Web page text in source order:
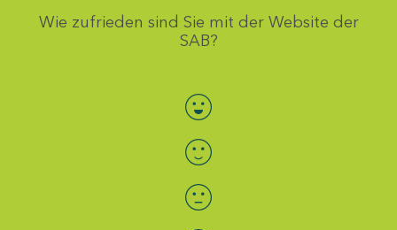
Wie zufrieden sind Sie mit der Website der
SAB?
Bewertung auswählen